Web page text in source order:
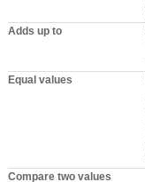
Adds up to
Equal values
Compare two values